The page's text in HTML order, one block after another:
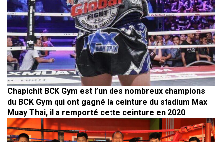
Chapichit BCK Gym est l’un des nombreux champions
du BCK Gym qui ont gagné la ceinture du stadium Max
Muay Thai, il a remporté cette ceinture en 2020